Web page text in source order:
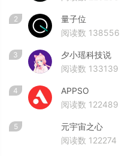
2
量子位
阅读数 138556
3
夕小瑶科技说
阅读数 133139
4
APPSO
阅读数 122489
5
元宇宙之心
阅读数 122274